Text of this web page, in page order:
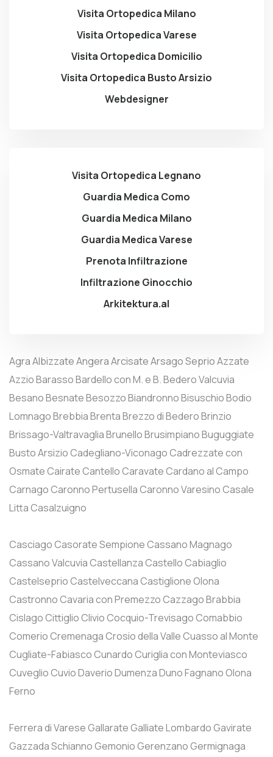
Visita Ortopedica Milano
Visita Ortopedica Varese
Visita Ortopedica Domicilio
Visita Ortopedica Busto Arsizio
Webdesigner
Visita Ortopedica Legnano
Guardia Medica Como
Guardia Medica Milano
Guardia Medica Varese
Prenota Infiltrazione
Infiltrazione Ginocchio
Arkitektura.al
AgraAlbizzateAngeraArcisateArsago SeprioAzzate
AzzioBarassoBardello con M. e B.Bedero Valcuvia
BesanoBesnateBesozzoBiandronnoBisuschioBodio
LomnagoBrebbiaBrentaBrezzo di BederoBrinzio
Brissago-ValtravagliaBrunelloBrusimpianoBuguggiate
Busto Arsizio Cadegliano-Viconago Cadrezzate con
Osmate Cairate Cantello Caravate Cardano al Campo
Carnago Caronno Pertusella Caronno Varesino Casale
Litta Casalzuigno
Casciago Casorate Sempione Cassano Magnago
Cassano Valcuvia Castellanza Castello Cabiaglio
Castelseprio Castelveccana Castiglione Olona
Castronno Cavaria con Premezzo Cazzago Brabbia
Cislago Cittiglio Clivio Cocquio-Trevisago Comabbio
Comerio Cremenaga Crosio della Valle Cuasso al Monte
Cugliate-Fabiasco Cunardo Curiglia con Monteviasco
Cuveglio CuvioDaverioDumenzaDunoFagnano Olona
Ferno
Ferrera di Varese Gallarate Galliate Lombardo Gavirate
Gazzada Schianno Gemonio Gerenzano Germignaga